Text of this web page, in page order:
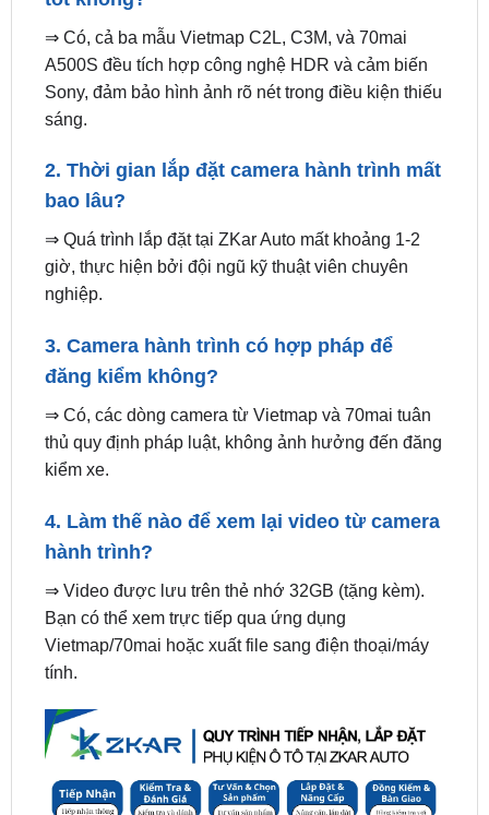
A500S đều tích hợp công nghệ HDR và cảm biến
Sony, đảm bảo hình ảnh rõ nét trong điều kiện thiếu
sáng.
2. Thời gian lắp đặt camera hành trình mất
⇒ Quá trình lắp đặt tại ZKar Auto mất khoảng 1-2
giờ, thực hiện bởi đội ngũ kỹ thuật viên chuyên
nghiệp.
3. Camera hành trình có hợp pháp để
⇒ Có, các dòng camera từ Vietmap và 70mai tuân
thủ quy định pháp luật, không ảnh hưởng đến đăng
kiểm xe.
4. Làm thế nào để xem lại video từ camera
⇒ Video được lưu trên thẻ nhớ 32GB (tặng kèm).
Bạn có thể xem trực tiếp qua ứng dụng
Vietmap/70mai hoặc xuất file sang điện thoại/máy
tính.